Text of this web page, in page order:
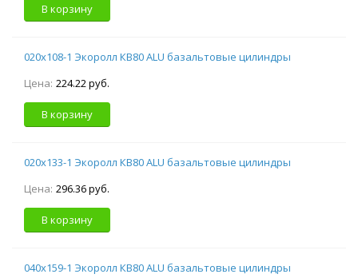
В корзину
020х108-1 Экоролл КВ80 ALU базальтовые цилиндры
Цена: 224.22 руб.
В корзину
020х133-1 Экоролл КВ80 ALU базальтовые цилиндры
Цена: 296.36 руб.
В корзину
040х159-1 Экоролл КВ80 ALU базальтовые цилиндры